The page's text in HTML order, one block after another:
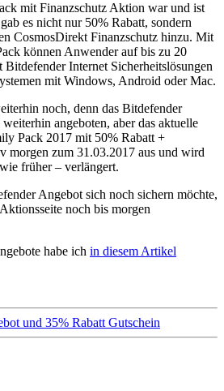
mit Finanzschutz Aktion war und ist
es nicht nur 50% Rabatt, sondern
CosmosDirekt Finanzschutz hinzu. Mit
können Anwender auf bis zu 20
Internet Sicherheitslösungen
mit Windows, Android oder Mac.
noch, denn das Bitdefender
angeboten, aber das aktuelle
Pack 2017 mit 50% Rabatt +
morgen zum 31.03.2017 aus und wird
früher – verlängert.
Angebot sich noch sichern möchte,
noch bis morgen
habe ich in diesem Artikel